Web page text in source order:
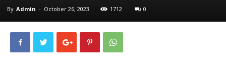
By Admin - October 26, 2023 1712 0